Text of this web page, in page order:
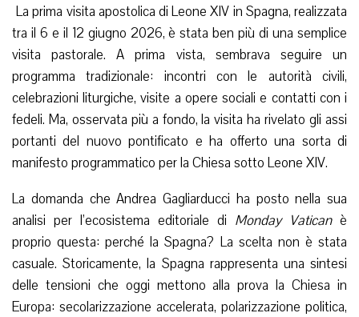
La prima visita apostolica di Leone XIV in Spagna, realizzata
tra il 6 e il 12 giugno 2026, è stata ben più di una semplice
visita pastorale. A prima vista, sembrava seguire un
programma tradizionale: incontri con le autorità civili,
celebrazioni liturgiche, visite a opere sociali e contatti con i
fedeli. Ma, osservata più a fondo, la visita ha rivelato gli assi
portanti del nuovo pontificato e ha offerto una sorta di
manifesto programmatico per la Chiesa sotto Leone XIV.
La domanda che Andrea Gagliarducci ha posto nella sua
analisi per l’ecosistema editoriale di Monday Vaticanè
proprio questa: perché la Spagna? La scelta non è stata
casuale. Storicamente, la Spagna rappresenta una sintesi
delle tensioni che oggi mettono alla prova la Chiesa in
Europa: secolarizzazione accelerata, polarizzazione politica,